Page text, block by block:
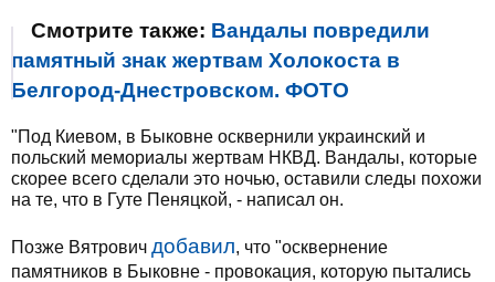
Смотрите также: Вандалы повредили
памятный знак жертвам Холокоста в
Белгород-Днестровском. ФОТО
"Под Киевом, в Быковне осквернили украинский и
польский мемориалы жертвам НКВД. Вандалы, которые
скорее всего сделали это ночью, оставили следы похожи
на те, что в Гуте Пеняцкой, - написал он.
Позже Вятрович добавил, что "осквернение
памятников в Быковне - провокация, которую пытались